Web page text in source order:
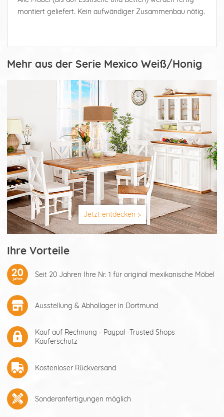
montiert geliefert. Kein aufwändiger Zusammenbau nötig.
Mehr aus der Serie Mexico Weiß/Honig
Jetzt entdecken >
Ihre Vorteile
Seit 20 Jahren Ihre Nr. 1 für original mexikanische Möbel
Ausstellung & Abhollager in Dortmund
Kauf auf Rechnung - Paypal -Trusted Shops
Käuferschutz
Kostenloser Rückversand
Sonderanfertigungen möglich